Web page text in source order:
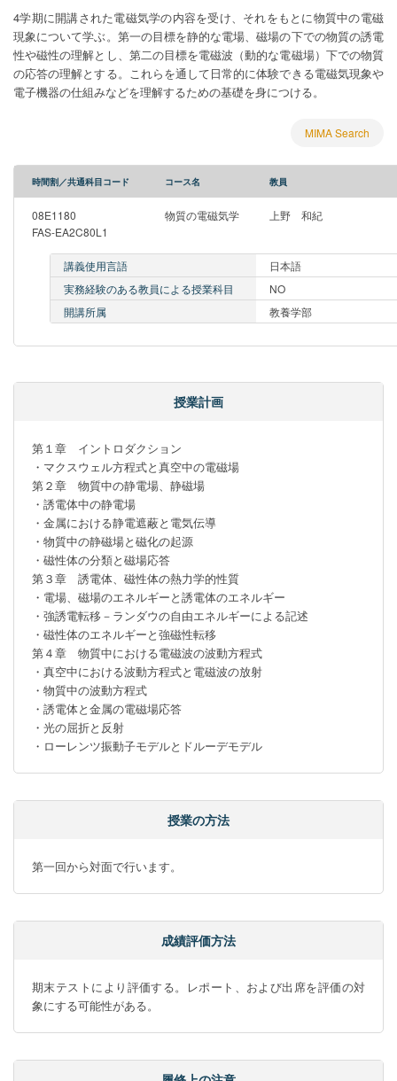
4学期に開講された電磁気学の内容を受け、それをもとに物質中の電磁
現象について学ぶ。第一の目標を静的な電場、磁場の下での物質の誘電
性や磁性の理解とし、第二の目標を電磁波（動的な電磁場）下での物質
の応答の理解とする。これらを通して日常的に体験できる電磁気現象や
電子機器の仕組みなどを理解するための基礎を身につける。
MIMA Search
時間割／共通科目コード コース名 教員
08E1180
FAS-EA2C80L1
物質の電磁気学 上野 和紀
講義使用言語
日本語
実務経験のある教員による授業科目
NO
開講所属
教養学部
授業計画
第１章　イントロダクション
・マクスウェル方程式と真空中の電磁場
第２章　物質中の静電場、静磁場
・誘電体中の静電場
・金属における静電遮蔽と電気伝導
・物質中の静磁場と磁化の起源
・磁性体の分類と磁場応答
第３章　誘電体、磁性体の熱力学的性質
・電場、磁場のエネルギーと誘電体のエネルギー
・強誘電転移－ランダウの自由エネルギーによる記述
・磁性体のエネルギーと強磁性転移
第４章　物質中における電磁波の波動方程式
・真空中における波動方程式と電磁波の放射
・物質中の波動方程式
・誘電体と金属の電磁場応答
・光の屈折と反射
・ローレンツ振動子モデルとドルーデモデル
授業の方法
第一回から対面で行います。
成績評価方法
期末テストにより評価する。レポート、および出席を評価の対
象にする可能性がある。